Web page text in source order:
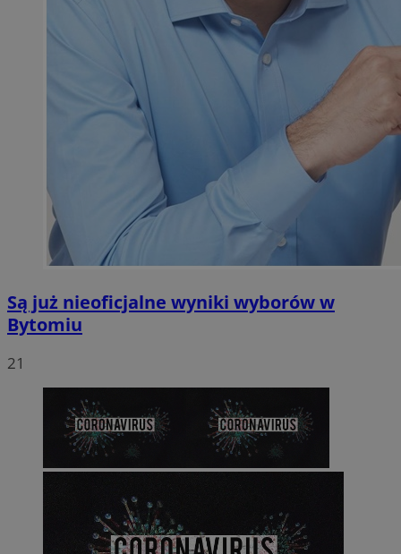
Są już nieoficjalne wyniki wyborów w
Bytomiu
21